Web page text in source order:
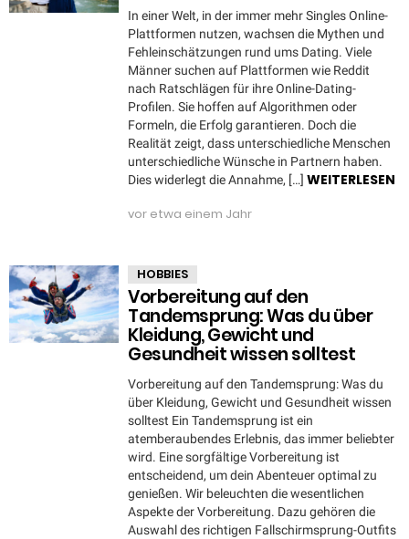
In einer Welt, in der immer mehr Singles Online-
Plattformen nutzen, wachsen die Mythen und
Fehleinschätzungen rund ums Dating. Viele
Männer suchen auf Plattformen wie Reddit
nach Ratschlägen für ihre Online-Dating-
Profilen. Sie hoffen auf Algorithmen oder
Formeln, die Erfolg garantieren. Doch die
Realität zeigt, dass unterschiedliche Menschen
unterschiedliche Wünsche in Partnern haben.
Dies widerlegt die Annahme, […] WEITERLESEN
vor etwa einem Jahr
HOBBIES
Vorbereitung auf den
Tandemsprung: Was du über
Kleidung, Gewicht und
Gesundheit wissen solltest
Vorbereitung auf den Tandemsprung: Was du
über Kleidung, Gewicht und Gesundheit wissen
solltest Ein Tandemsprung ist ein
atemberaubendes Erlebnis, das immer beliebter
wird. Eine sorgfältige Vorbereitung ist
entscheidend, um dein Abenteuer optimal zu
genießen. Wir beleuchten die wesentlichen
Aspekte der Vorbereitung. Dazu gehören die
Auswahl des richtigen Fallschirmsprung-Outfits